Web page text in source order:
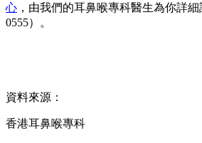
心 ，由我們的耳鼻喉專科醫生為你詳
0555）。
資料來源：
香港耳鼻喉專科